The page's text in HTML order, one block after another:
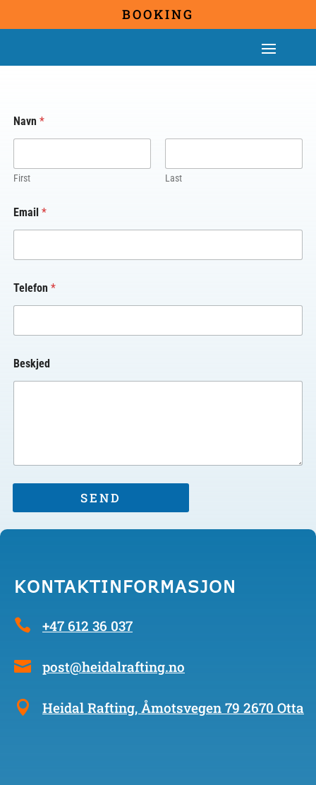
BOOKING
Navn *
First Last
Email *
Telefon *
Beskjed
SEND
KONTAKTINFORMASJON
+47 612 36 037
post@heidalrafting.no
Heidal Rafting, Åmotsvegen 79 2670 Otta